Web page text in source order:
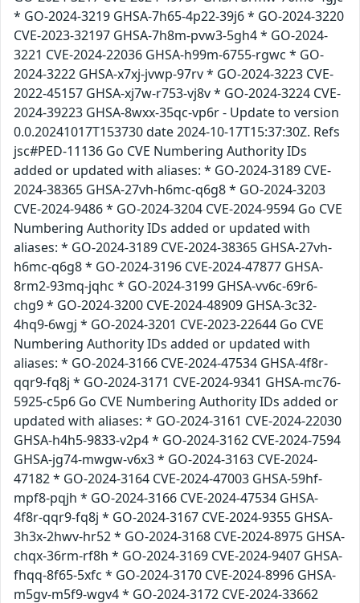
* GO-2024-3219 GHSA-7h65-4p22-39j6 * GO-2024-3220
CVE-2023-32197 GHSA-7h8m-pvw3-5gh4 * GO-2024-
3221 CVE-2024-22036 GHSA-h99m-6755-rgwc * GO-
2024-3222 GHSA-x7xj-jvwp-97rv * GO-2024-3223 CVE-
2022-45157 GHSA-xj7w-r753-vj8v * GO-2024-3224 CVE-
2024-39223 GHSA-8wxx-35qc-vp6r - Update to version
0.0.20241017T153730 date 2024-10-17T15:37:30Z. Refs
jsc#PED-11136 Go CVE Numbering Authority IDs
added or updated with aliases: * GO-2024-3189 CVE-
2024-38365 GHSA-27vh-h6mc-q6g8 * GO-2024-3203
CVE-2024-9486 * GO-2024-3204 CVE-2024-9594 Go CVE
Numbering Authority IDs added or updated with
aliases: * GO-2024-3189 CVE-2024-38365 GHSA-27vh-
h6mc-q6g8 * GO-2024-3196 CVE-2024-47877 GHSA-
8rm2-93mq-jqhc * GO-2024-3199 GHSA-vv6c-69r6-
chg9 * GO-2024-3200 CVE-2024-48909 GHSA-3c32-
4hq9-6wgj * GO-2024-3201 CVE-2023-22644 Go CVE
Numbering Authority IDs added or updated with
aliases: * GO-2024-3166 CVE-2024-47534 GHSA-4f8r-
qqr9-fq8j * GO-2024-3171 CVE-2024-9341 GHSA-mc76-
5925-c5p6 Go CVE Numbering Authority IDs added or
updated with aliases: * GO-2024-3161 CVE-2024-22030
GHSA-h4h5-9833-v2p4 * GO-2024-3162 CVE-2024-7594
GHSA-jg74-mwgw-v6x3 * GO-2024-3163 CVE-2024-
47182 * GO-2024-3164 CVE-2024-47003 GHSA-59hf-
mpf8-pqjh * GO-2024-3166 CVE-2024-47534 GHSA-
4f8r-qqr9-fq8j * GO-2024-3167 CVE-2024-9355 GHSA-
3h3x-2hwv-hr52 * GO-2024-3168 CVE-2024-8975 GHSA-
chqx-36rm-rf8h * GO-2024-3169 CVE-2024-9407 GHSA-
fhqq-8f65-5xfc * GO-2024-3170 CVE-2024-8996 GHSA-
m5gv-m5f9-wgv4 * GO-2024-3172 CVE-2024-33662